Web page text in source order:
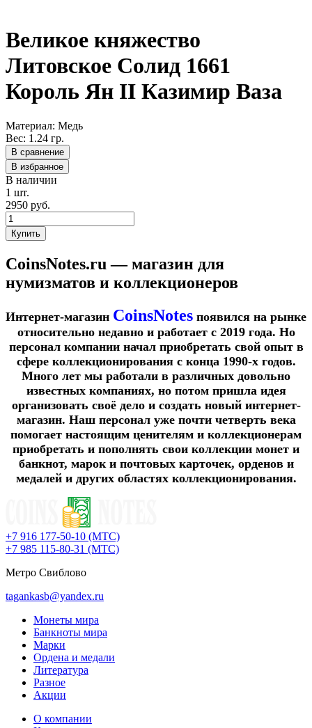
Великое княжество
Литовское Солид 1661
Король Ян II Казимир Ваза
Материал: Медь
Вес: 1.24 гр.
В сравнение
В избранное
В наличии
1 шт.
2950 руб.
Купить
CoinsNotes.ru — магазин для
нумизматов и коллекционеров
Интернет-магазин CoinsNotes появился на рынке
относительно недавно и работает с 2019 года. Но
персонал компании начал приобретать свой опыт в
сфере коллекционирования с конца 1990-х годов.
Много лет мы работали в различных довольно
известных компаниях, но потом пришла идея
организовать своё дело и создать новый интернет-
магазин. Наш персонал уже почти четверть века
помогает настоящим ценителям и коллекционерам
приобретать и пополнять свои коллекции монет и
банкнот, марок и почтовых карточек, орденов и
медалей и других областях коллекционирования.
+7 916 177-50-10 (МТС)
+7 985 115-80-31 (МТС)
Метро Свиблово
tagankasb@yandex.ru
Монеты мира
Банкноты мира
Марки
Ордена и медали
Литература
Разное
Акции
О компании